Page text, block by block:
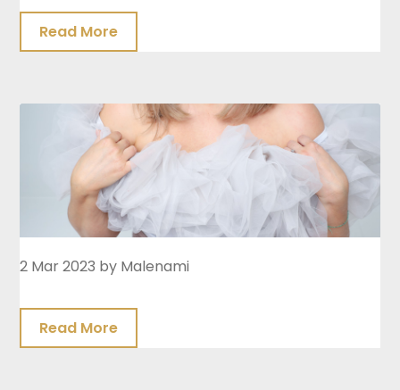
Read More
2 Mar 2023 by Malenami
Read More